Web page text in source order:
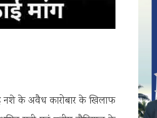
नशे के अवैध कारोबार के खिलाफ